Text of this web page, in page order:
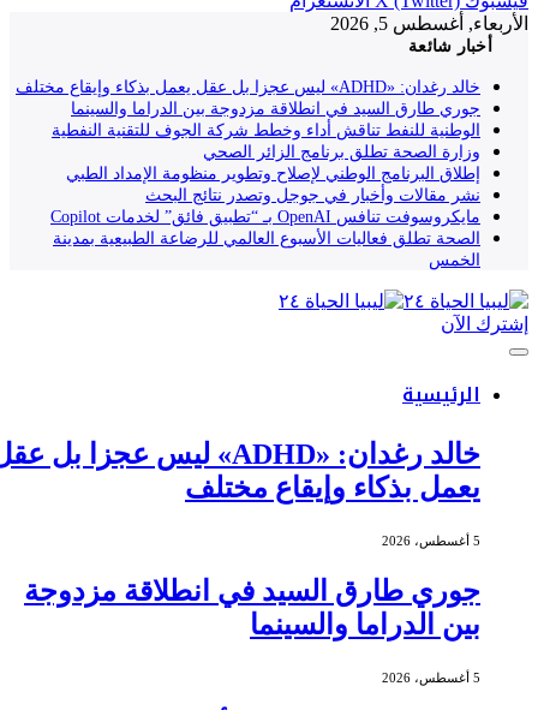
الأربعاء, أغسطس 5, 2026
أخبار شائعة
خالد رغدان: «ADHD» ليس عجزا بل عقل يعمل بذكاء وإيقاع مختلف
جوري طارق السيد في انطلاقة مزدوجة بين الدراما والسينما
الوطنية للنفط تناقش أداء وخطط شركة الجوف للتقنية النفطية
وزارة الصحة تطلق برنامج الزائر الصحي
إطلاق البرنامج الوطني لإصلاح وتطوير منظومة الإمداد الطبي
نشر مقالات وأخبار في جوجل وتصدر نتائج البحث
مايكروسوفت تنافس OpenAI بـ “تطبيق فائق” لخدمات Copilot
الصحة تطلق فعاليات الأسبوع العالمي للرضاعة الطبيعية بمدينة
الخمس
إشترك الآن
الرئيسية
خالد رغدان: «ADHD» ليس عجزا بل عقل
يعمل بذكاء وإيقاع مختلف
جوري طارق السيد في انطلاقة مزدوجة
بين الدراما والسينما